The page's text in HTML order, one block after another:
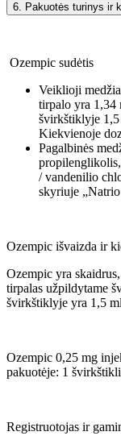
6. Pakuotės turinys ir
Ozempic sudėtis
Veiklioji
tirpalo yra 1,34
švirkštiklyje
Kiekvienoje
Pagalbinės
/ vandenilio
skyriuje
Ozempic išvaizda ir
Ozempic yra
tirpalas užpildytame
švirkštiklyje yra 1,5
Ozempic 0,25 mg
pakuotėje: 1
Registruotojas ir